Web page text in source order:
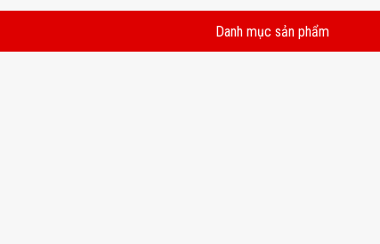
Danh mục sản phẩm